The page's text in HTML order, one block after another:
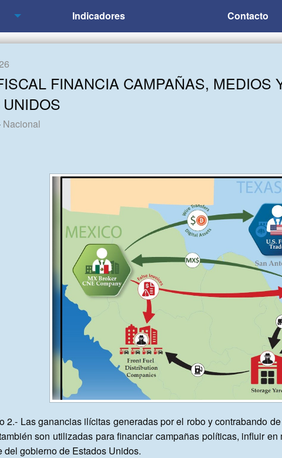
Indicadores Contacto
FINANCIA CAMPAÑAS,
Nacional
2.- Las ganancias ilícitas generadas por el robo y contrabando
son utilizadas para financiar campañas políticas, influir
del gobierno de Estados Unidos.